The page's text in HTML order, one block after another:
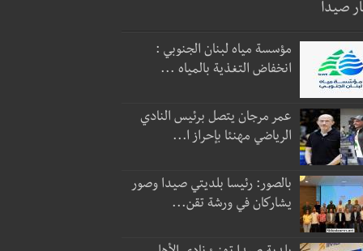
صيدا
مؤسسة مياه لبنان الجنوبي :
انخفاض التغذية بالمياه ...
عمر مرجان يتصل برئيس النادي
الرياضي مهنئا بإحراز ا...
بالصور: رئيسا بلديتي صيدا وصور
يشاركان في ورشة تقن...